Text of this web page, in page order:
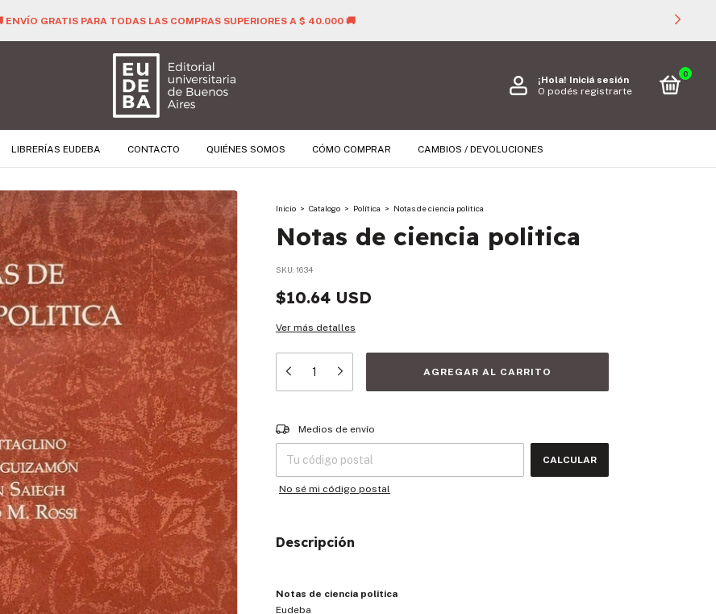
🚚 ENVÍO GRATIS PARA TODAS LAS COMPRAS SUPERIORES A $ 40.000 🚚
¡Hola! Iniciá sesión
O podés registrarte
0
LIBRERÍAS EUDEBA CONTACTO QUIÉNES SOMOS CÓMO COMPRAR CAMBIOS / DEVOLUCIONES
Inicio > Catalogo > Política > Notas de ciencia politica
Notas de ciencia politica
SKU: 1634
$10.64 USD
Ver más detalles
Entregas para el CP:
Medios de envío
CALCULAR
No sé mi código postal
Descripción
Notas de ciencia politica
Eudeba